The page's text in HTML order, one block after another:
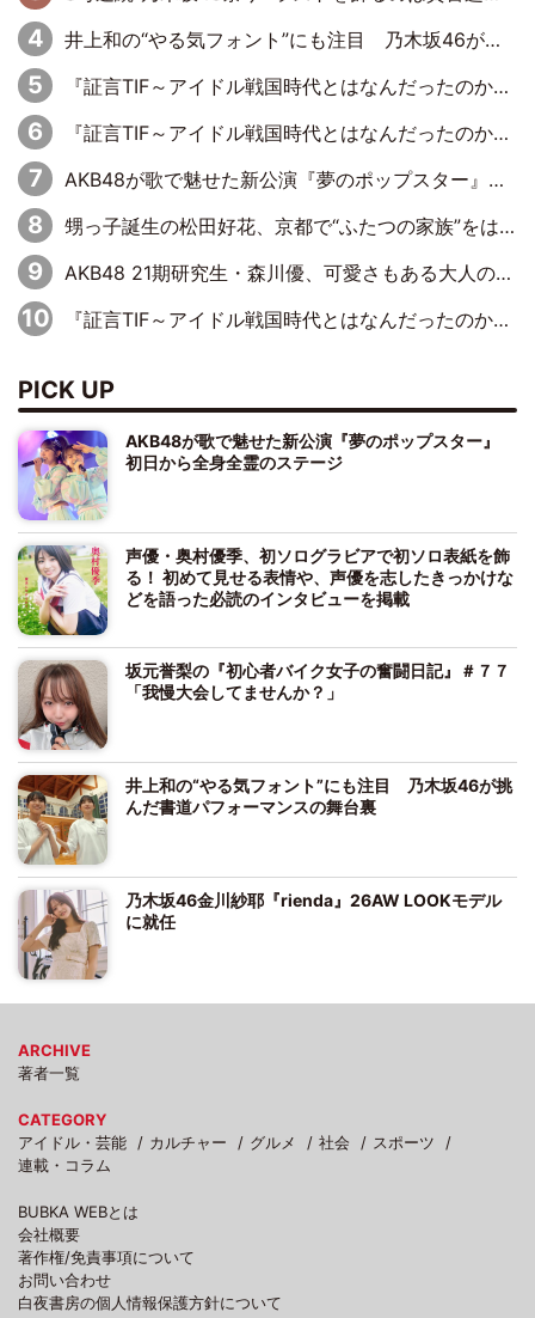
井上和の“やる気フォント”にも注目 乃木坂46が挑んだ書道パフォーマンスの舞台裏
『証言TIF～アイドル戦国時代とはなんだったのか～』第6回：でんぱ組.inc・古川未鈴×相沢梨紗「『ハロプロやりたかったな』って言ったら、夢眠ねむさんに『てめえはでんぱ組．incなんだよ！』って肩パンされて(笑)」
『証言TIF～アイドル戦国時代とはなんだったのか～』第11回：私立恵比寿中学・真山りか×安本彩花「TIFで10年ぶりのキョンシーメイクをしたら、場を完全に引かせてしまって。時代が変わったんだなって」
AKB48が歌で魅せた新公演『夢のポップスター』 初日から全身全霊のステージ
甥っ子誕生の松田好花、京都で“ふたつの家族”をはしご！ “母”黒谷友香に見送られ、“父”松岡昌宏とはハシゴ酒
AKB48 21期研究生・森川優、可愛さもある大人の女性に
『証言TIF～アイドル戦国時代とはなんだったのか～』第10回：さくら学院・武藤彩未×飯田らうら「正直、中3で辞めるというのを信じてなくて。そう言われてはいたけど、嘘でしょって」
PICK UP
AKB48が歌で魅せた新公演『夢のポップスター』
初日から全身全霊のステージ
声優・奥村優季、初ソログラビアで初ソロ表紙を飾
る！ 初めて見せる表情や、声優を志したきっかけな
どを語った必読のインタビューを掲載
坂元誉梨の『初心者バイク女子の奮闘日記』＃７７
「我慢大会してませんか？」
井上和の“やる気フォント”にも注目 乃木坂46が挑
んだ書道パフォーマンスの舞台裏
乃木坂46金川紗耶『rienda』26AW LOOKモデル
に就任
ARCHIVE
著者一覧
CATEGORY
アイドル・芸能
カルチャー グルメ 社会
スポーツ
連載・コラム
BUBKA WEBとは
会社概要
著作権/免責事項について
お問い合わせ
白夜書房の個人情報保護方針について